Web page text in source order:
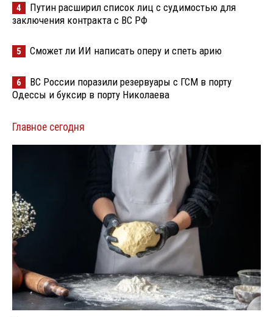
4
Путин расширил список лиц с судимостью для
заключения контракта с ВС РФ
5 Сможет ли ИИ написать оперу и спеть арию
6
ВС России поразили резервуары с ГСМ в порту
Одессы и буксир в порту Николаева
Главное сегодня